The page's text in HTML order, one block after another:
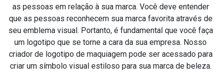
as pessoas em relação à sua marca. Você deve entender
que as pessoas reconhecem sua marca favorita através de
seu emblema visual. Portanto, é fundamental que você faça
um logotipo que se torne a cara da sua empresa. Nosso
criador de logotipo de maquiagem pode ser acessado para
criar um símbolo visual estiloso para sua marca de beleza.